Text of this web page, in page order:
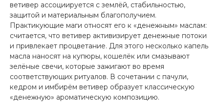
ветивер ассоциируется с землёй, стабильностью,
защитой и материальным благополучием.
Практикующие маги относят его к «денежным» маслам:
считается, что ветивер активизирует денежные потоки
и привлекает процветание. Для этого несколько капель
масла наносят на купюры, кошелёк или смазывают
зелёные свечи, которые зажигают во время
соответствующих ритуалов. В сочетании с пачули,
кедром и имбирём ветивер образует классическую
«денежную» ароматическую композицию.